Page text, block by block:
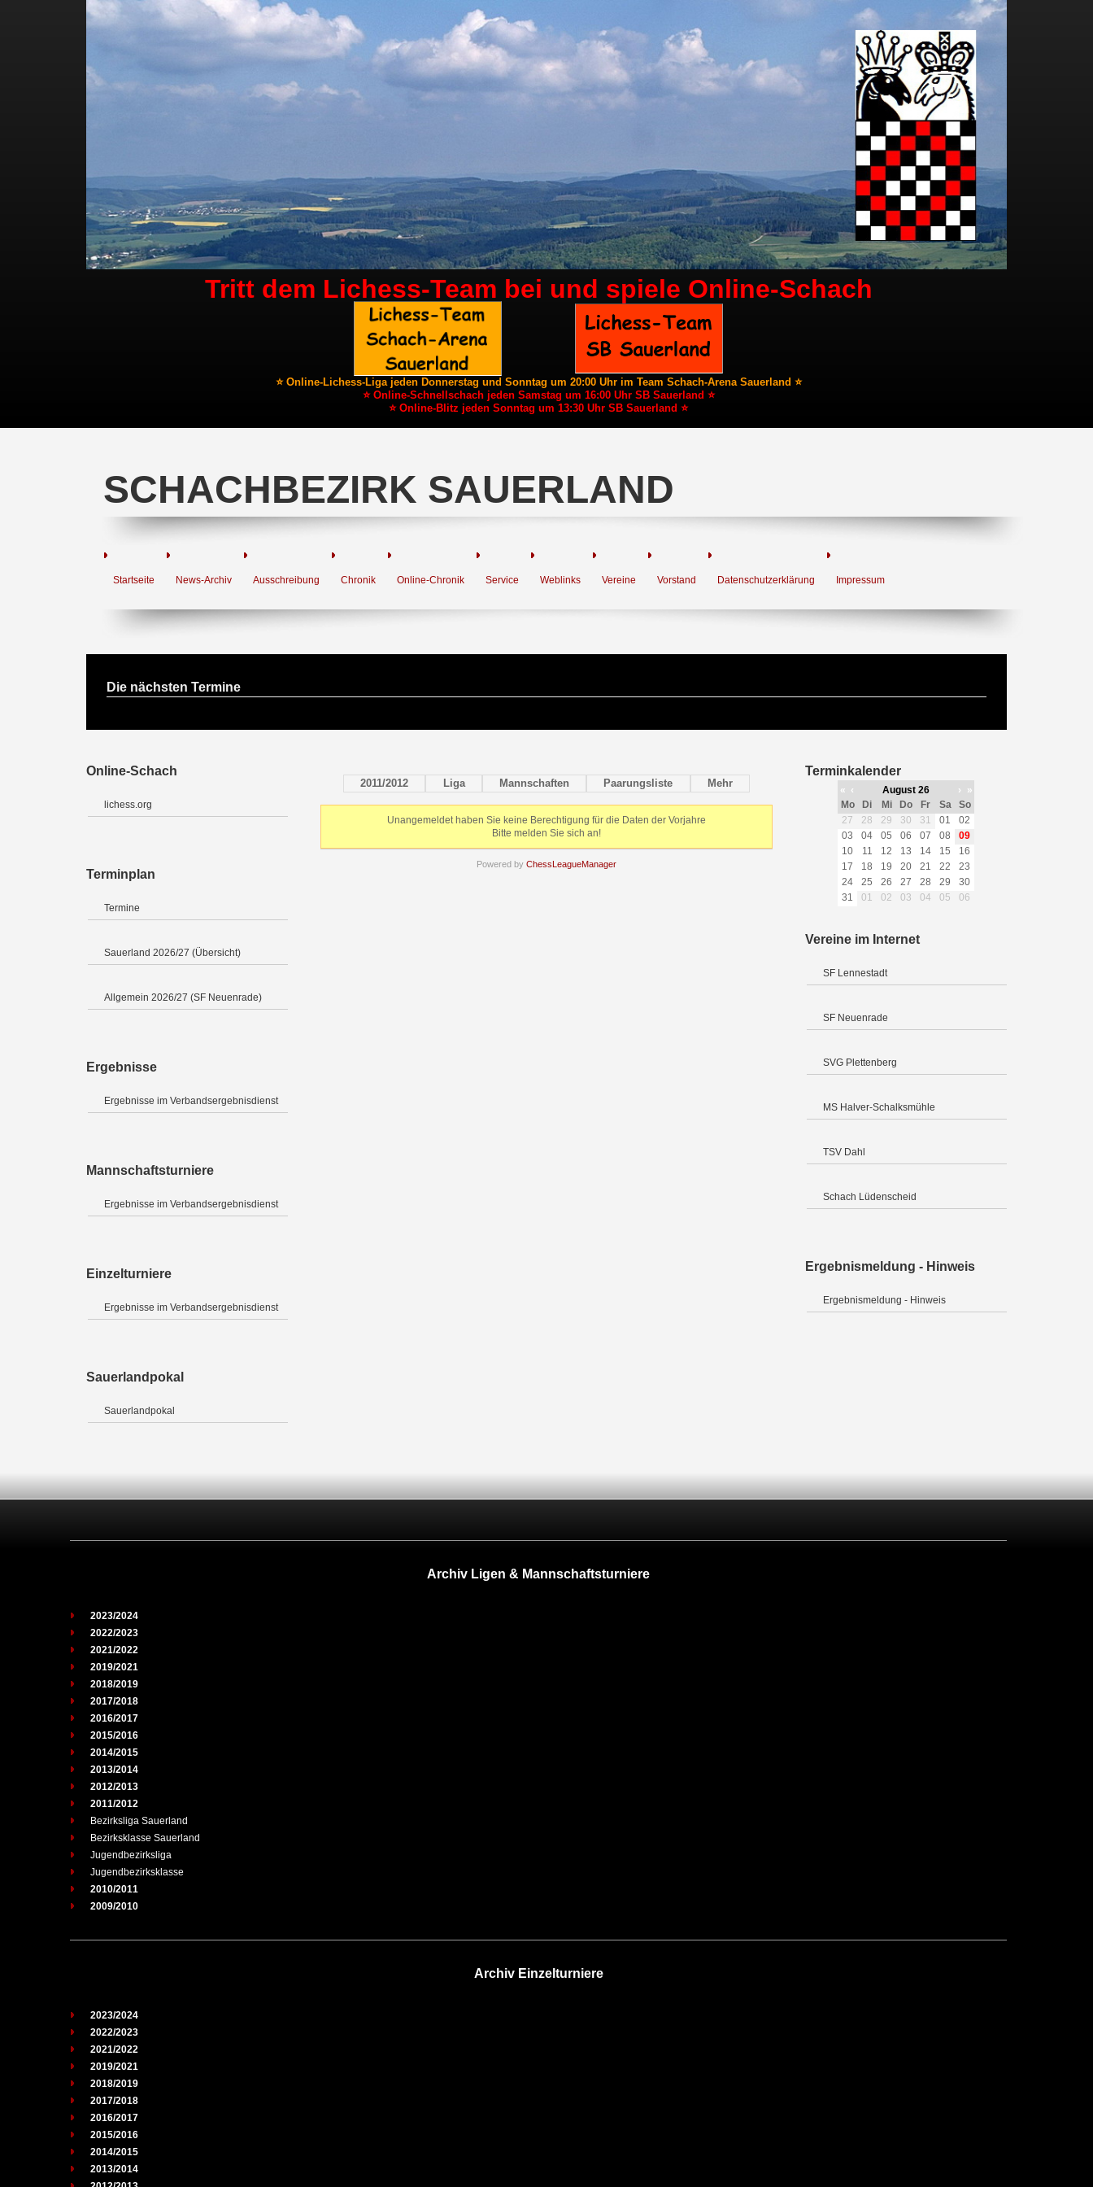
Tritt dem Lichess-Team bei und spiele Online-Schach
⭐ Online-Lichess-Liga jeden Donnerstag und Sonntag um 20:00 Uhr im Team Schach-Arena Sauerland ⭐
⭐ Online-Schnellschach jeden Samstag um 16:00 Uhr SB Sauerland ⭐
⭐ Online-Blitz jeden Sonntag um 13:30 Uhr SB Sauerland ⭐
SCHACHBEZIRK SAUERLAND
Startseite News-Archiv Ausschreibung Chronik Online-Chronik Service Weblinks Vereine Vorstand Datenschutzerklärung Impressum
Die nächsten Termine
Online-Schach
lichess.org
Terminplan
Termine
Sauerland 2026/27 (Übersicht)
Allgemein 2026/27 (SF Neuenrade)
Ergebnisse
Ergebnisse im Verbandsergebnisdienst
Mannschaftsturniere
Ergebnisse im Verbandsergebnisdienst
Einzelturniere
Ergebnisse im Verbandsergebnisdienst
Sauerlandpokal
Sauerlandpokal
2011/2012 Liga Mannschaften Paarungsliste Mehr
Unangemeldet haben Sie keine Berechtigung für die Daten der Vorjahre
Bitte melden Sie sich an!
Powered by ChessLeagueManager
Terminkalender
« ‹ August 26 ›
»
Mo
Di Mi Do Fr Sa
So
27
28 29 30 31 01
02
03
04 05 06 07 08
09
10
11 12 13 14 15
16
17
18 19 20 21 22
23
24
25 26 27 28 29
30
31
01 02 03 04 05 06
Vereine im Internet
SF Lennestadt
SF Neuenrade
SVG Plettenberg
MS Halver-Schalksmühle
TSV Dahl
Schach Lüdenscheid
Ergebnismeldung - Hinweis
Ergebnismeldung - Hinweis
Archiv Ligen & Mannschaftsturniere
2023/2024
2022/2023
2021/2022
2019/2021
2018/2019
2017/2018
2016/2017
2015/2016
2014/2015
2013/2014
2012/2013
2011/2012
Bezirksliga Sauerland
Bezirksklasse Sauerland
Jugendbezirksliga
Jugendbezirksklasse
2010/2011
2009/2010
Archiv Einzelturniere
2023/2024
2022/2023
2021/2022
2019/2021
2018/2019
2017/2018
2016/2017
2015/2016
2014/2015
2013/2014